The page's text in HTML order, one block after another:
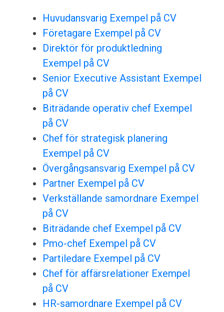
Huvudansvarig Exempel på CV
Företagare Exempel på CV
Direktör för produktledning
Exempel på CV
Senior Executive Assistant Exempel
på CV
Biträdande operativ chef Exempel
på CV
Chef för strategisk planering
Exempel på CV
Övergångsansvarig Exempel på CV
Partner Exempel på CV
Verkställande samordnare Exempel
på CV
Biträdande chef Exempel på CV
Pmo-chef Exempel på CV
Partiledare Exempel på CV
Chef för affärsrelationer Exempel
på CV
HR-samordnare Exempel på CV